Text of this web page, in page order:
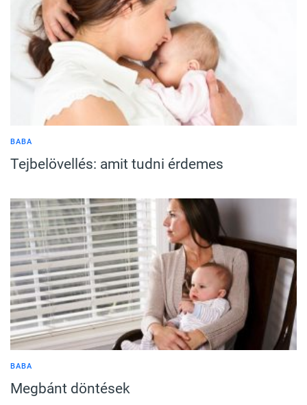
BABA
Tejbelövellés: amit tudni érdemes
BABA
Megbánt döntések